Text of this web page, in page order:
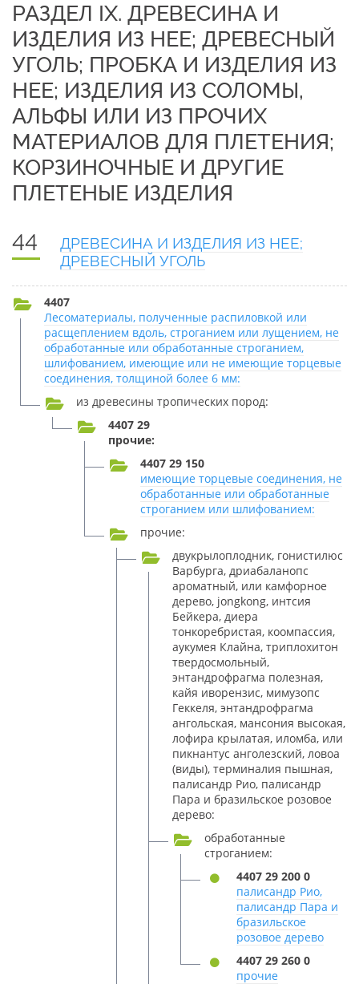
РАЗДЕЛ IX. ДРЕВЕСИНА И
ИЗДЕЛИЯ ИЗ НЕЕ; ДРЕВЕСНЫЙ
УГОЛЬ; ПРОБКА И ИЗДЕЛИЯ ИЗ
НЕЕ; ИЗДЕЛИЯ ИЗ СОЛОМЫ,
АЛЬФЫ ИЛИ ИЗ ПРОЧИХ
МАТЕРИАЛОВ ДЛЯ ПЛЕТЕНИЯ;
КОРЗИНОЧНЫЕ И ДРУГИЕ
ПЛЕТЕНЫЕ ИЗДЕЛИЯ
44
ДРЕВЕСИНА И ИЗДЕЛИЯ ИЗ НЕЕ;
ДРЕВЕСНЫЙ УГОЛЬ
4407
Лесоматериалы, полученные распиловкой или
расщеплением вдоль, строганием или лущением, не
обработанные или обработанные строганием,
шлифованием, имеющие или не имеющие торцевые
соединения, толщиной более 6 мм:
из древесины тропических пород:
4407 29
прочие:
4407 29 150
имеющие торцевые соединения, не
обработанные или обработанные
строганием или шлифованием:
прочие:
двукрылоплодник, гонистилюс
Варбурга, дриабаланопс
ароматный, или камфорное
дерево, jongkong, интсия
Бейкера, диера
тонкоребристая, коомпассия,
аукумея Клайна, триплохитон
твердосмольный,
энтандрофрагма полезная,
кайя иворензис, мимузопс
Геккеля, энтандрофрагма
ангольская, мансония высокая,
лофира крылатая, иломба, или
пикнантус анголезский, ловоа
(виды), терминалия пышная,
палисандр Рио, палисандр
Пара и бразильское розовое
дерево:
обработанные
строганием:
4407 29 200 0
палисандр Рио,
палисандр Пара и
бразильское
розовое дерево
4407 29 260 0
прочие